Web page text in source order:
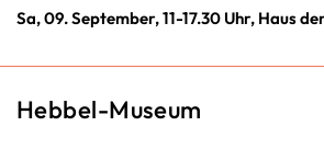
Sa, 09. September, 11-17.30 Uhr, Haus
Hebbel-Museum